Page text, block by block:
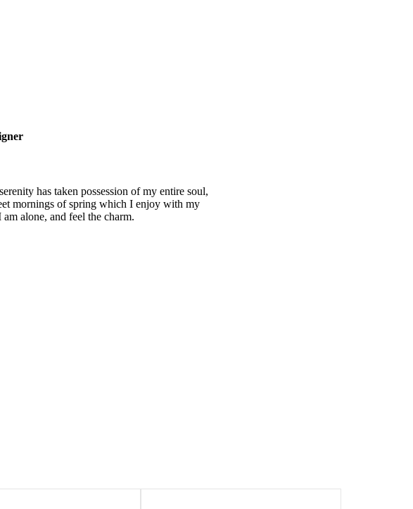
has taken possession of my entire soul,
mornings of spring which I enjoy with my
alone, and feel the charm.